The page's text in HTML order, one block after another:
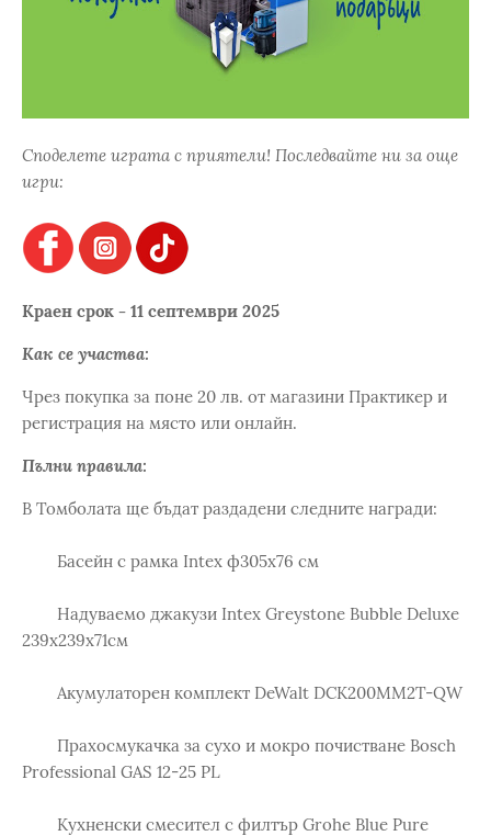
Споделете играта с приятели! Последвайте ни за още
игри:
Краен срок - 11 септември 2025
Как се участва:
Чрез покупка за поне 20 лв. от магазини Практикер и
регистрация на място или онлайн.
Пълни правила:
В Томболата ще бъдат раздадени следните награди:
Басейн с рамка Intex ф305х76 см
Надуваемо джакузи Intex Greystone Bubble Deluxe
239х239х71см
Акумулаторен комплект DeWalt DCK200MM2T-QW
Прахосмукачка за сухо и мокро почистване Bosch
Professional GAS 12-25 PL
Кухненски смесител с филтър Grohe Blue Pure